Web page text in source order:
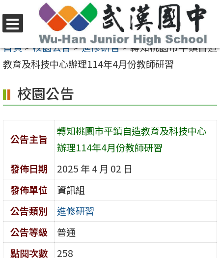
至
要
容
區
選
單
首頁>校園公告>進修研習>轉知桃園市平鎮自造
教育及科技中心辦理114年4月份教師研習
校園公告
公告主旨
轉知桃園市平鎮自造教育及科技中心
辦理114年4月份教師研習
發佈日期
2025 年 4 月 02 日
發佈單位
資訊組
公告類別
進修研習
公告等級
普通
點閱次數
258